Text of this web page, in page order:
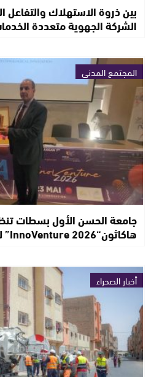
بين ذروة الاستهلاك
الشركة الجهوية متعددة
المجتمع المدني
جامعة الحسن الأول بسطات
هاكاثون“InnoVenture 2026” لتعزيز الابتكار…
أخبار الصحراء